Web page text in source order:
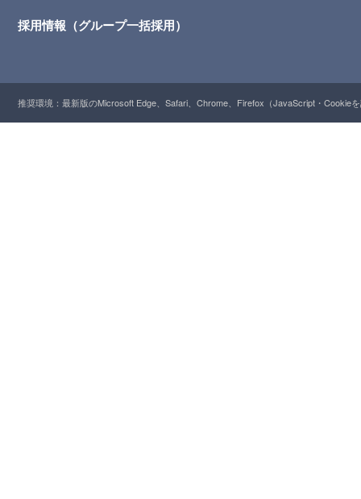
採用情報（グループ一括採用）
推奨環境：最新版のMicrosoft Edge、Safari、Chrome、Firefox（JavaScript・Cookie